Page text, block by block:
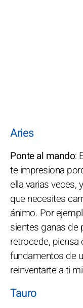
Aries
Ponte al mando:
te impresiona
ella varias veces,
que necesites
ánimo. Por
sientes ganas de
retrocede, piensa
fundamentos de
reinventarte a ti
Tauro